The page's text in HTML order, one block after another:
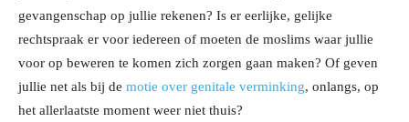
gevangenschap op jullie rekenen? Is er eerlijke, gelijke
rechtspraak er voor iedereen of moeten de moslims waar jullie
voor op beweren te komen zich zorgen gaan maken? Of geven
jullie net als bij de motie over genitale verminking, onlangs, op
het allerlaatste moment weer niet thuis?